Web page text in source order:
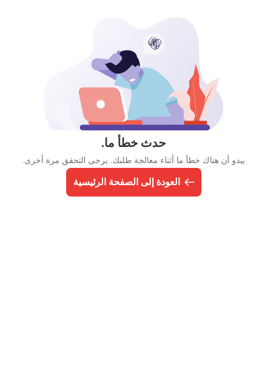
حدث خطأ ما.
يبدو أن هناك خطأ ما أثناء معالجة طلبك. يرجى التحقق مرة أخرى.
العودة إلى الصفحة الرئيسية